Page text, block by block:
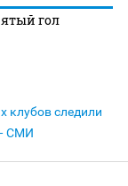
гол
клубов следили
СМИ